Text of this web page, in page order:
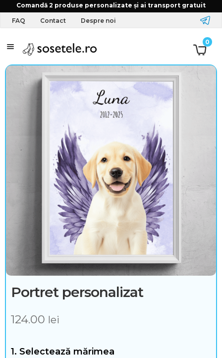
Comandă 2 produse personalizate și ai transport gratuit
FAQ Contact Despre noi
0
Î
m
b
e
i
a
Portret personalizat
124.00 lei
1. Selectează mărimea